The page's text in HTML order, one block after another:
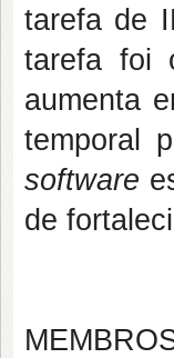
tarefa de
tarefa foi
aumenta
temporal
software
de